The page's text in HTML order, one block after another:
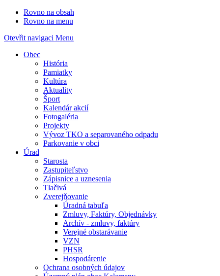
Rovno na obsah
Rovno na menu
Otevřit navigaci Menu
Obec
História
Pamiatky
Kultúra
Aktuality
Šport
Kalendár akcií
Fotogaléria
Projekty
Vývoz TKO a separovaného odpadu
Parkovanie v obci
Úrad
Starosta
Zastupiteľstvo
Zápisnice a uznesenia
Tlačivá
Zverejňovanie
Úradná tabuľa
Zmluvy, Faktúry, Objednávky
Archív - zmluvy, faktúry
Verejné obstarávanie
VZN
PHSR
Hospodárenie
Ochrana osobných údajov